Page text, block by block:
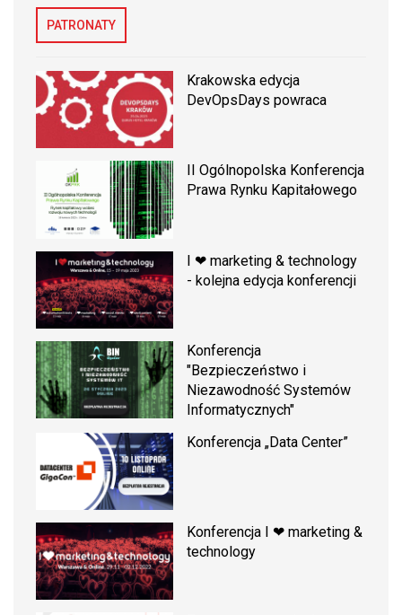
PATRONATY
Krakowska edycja
DevOpsDays powraca
II Ogólnopolska Konferencja
Prawa Rynku Kapitałowego
I ❤ marketing & technology
- kolejna edycja konferencji
Konferencja
"Bezpieczeństwo i
Niezawodność Systemów
Informatycznych"
Konferencja „Data Center”
Konferencja I ❤ marketing &
technology